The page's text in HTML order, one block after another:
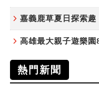
熱門新聞